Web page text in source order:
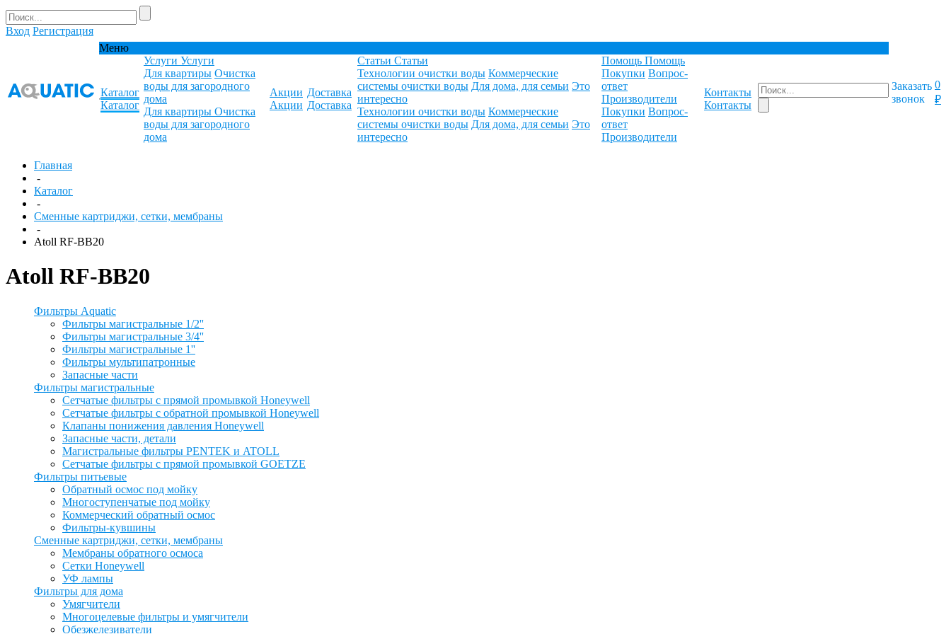
Вход Регистрация
Меню
Каталог
Каталог
Услуги Услуги
Для квартиры Очистка
воды для загородного
дома
Для квартиры Очистка
воды для загородного
дома
Акции
Акции
Доставка
Доставка
Статьи Статьи
Технологии очистки воды Коммерческие
системы очистки воды Для дома, для семьи Это
интересно
Технологии очистки воды Коммерческие
системы очистки воды Для дома, для семьи Это
интересно
Помощь Помощь
Покупки Вопрос-
ответ
Производители
Покупки Вопрос-
ответ
Производители
Контакты
Контакты
Заказать
звонок
0
₽
Главная
-
Каталог
-
Сменные картриджи, сетки, мембраны
-
Atoll RF-BB20
Atoll RF-BB20
Фильтры Aquatic
Фильтры магистральные 1/2''
Фильтры магистральные 3/4''
Фильтры магистральные 1''
Фильтры мультипатронные
Запасные части
Фильтры магистральные
Сетчатые фильтры с прямой промывкой Honeywell
Сетчатые фильтры с обратной промывкой Honeywell
Клапаны понижения давления Honeywell
Запасные части, детали
Магистральные фильтры PENTEK и ATOLL
Сетчатые фильтры с прямой промывкой GOETZE
Фильтры питьевые
Обратный осмос под мойку
Многоступенчатые под мойку
Коммерческий обратный осмос
Фильтры-кувшины
Сменные картриджи, сетки, мембраны
Мембраны обратного осмоса
Сетки Honeywell
УФ лампы
Фильтры для дома
Умягчители
Многоцелевые фильтры и умягчители
Обезжелезиватели